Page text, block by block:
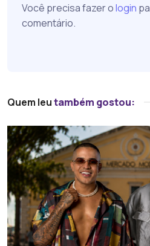
Você precisa fazer ologin
comentário.
Quem leutambém gostou: